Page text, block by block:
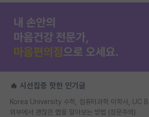
🔥 시선집중 핫한 인기글
외부에서 괜찮은 랩을 알아보는 방법 (장문주의)